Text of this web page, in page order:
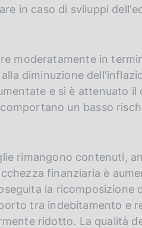
in caso di sviluppi
moderatamente in
diminuzione
e si è attenuato il
un basso
rimangono contenuti,
finanziaria è
la ricomposizione
tra indebitamento e
ridotto. La qualità